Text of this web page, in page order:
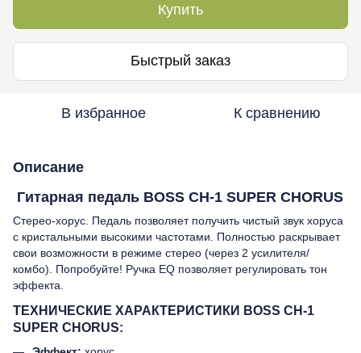
Купить
Быстрый заказ
В избранное К сравнению
Описание
Гитарная педаль BOSS CH-1 SUPER CHORUS
Стерео-хорус. Педаль позволяет получить чистый звук хоруса
с кристальными высокими частотами. Полностью раскрывает
свои возможности в режиме стерео (через 2 усилителя/
комбо). Попробуйте! Ручка EQ позволяет регулировать тон
эффекта.
ТЕХНИЧЕСКИЕ ХАРАКТЕРИСТИКИ BOSS CH-1
SUPER CHORUS: